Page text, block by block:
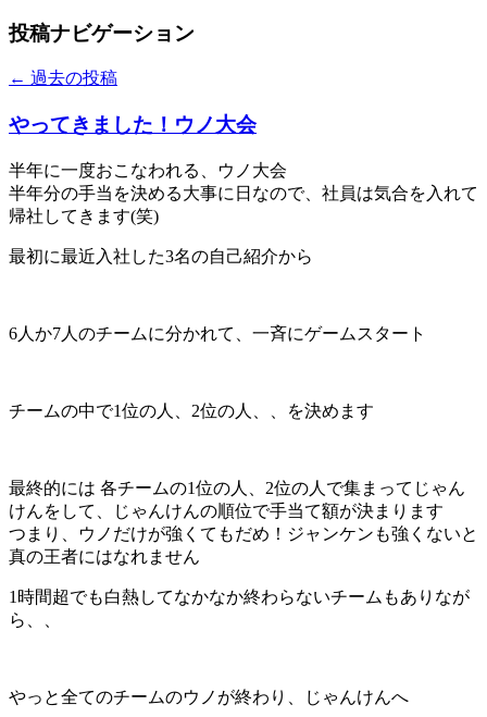
投稿ナビゲーション
← 過去の投稿
やってきました！ウノ大会
半年に一度おこなわれる、ウノ大会
半年分の手当を決める大事に日なので、社員は気合を入れて
帰社してきます(笑)
最初に最近入社した3名の自己紹介から
6人か7人のチームに分かれて、一斉にゲームスタート
チームの中で1位の人、2位の人、、を決めます
最終的には 各チームの1位の人、2位の人で集まってじゃん
けんをして、じゃんけんの順位で手当て額が決まります
つまり、ウノだけが強くてもだめ！ジャンケンも強くないと
真の王者にはなれません
1時間超でも白熱してなかなか終わらないチームもありなが
ら、、
やっと全てのチームのウノが終わり、じゃんけんへ